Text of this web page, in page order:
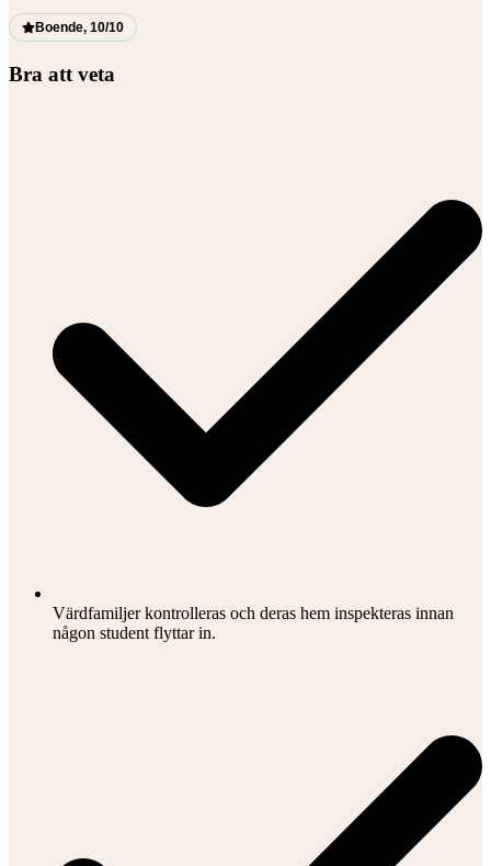
Boende, 10/10
Bra att veta
Värdfamiljer kontrolleras och deras hem inspekteras innan
någon student flyttar in.